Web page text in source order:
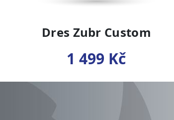
Dres Zubr Custom
1 499 Kč